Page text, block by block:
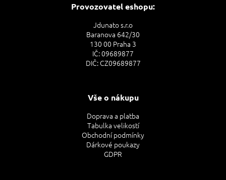
Provozovatel eshopu:
Jdunato s.r.o
Baranova 642/30
130 00 Praha 3
IČ: 09689877
DIČ: CZ09689877
Vše o nákupu
Doprava a platba
Tabulka velikostí
Obchodní podmínky
Dárkové poukazy
GDPR